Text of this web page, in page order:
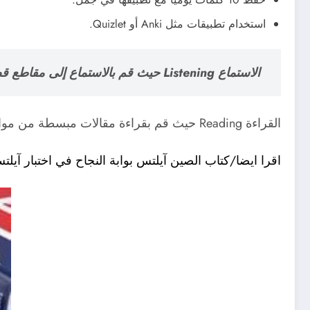
استخدام تطبيقات مثل Anki أو Quizlet.
الاستماع Listening حيث قم بالاستماع إلى مقاطع قصيرة على YouTube مثل BBC Learning English, ومشاهدة برامج مترجمة لتعزيز الفهم.
القراءة Reading حيث قم بقراءة مقالات مبسطة من مواقع مثل: Simple English News.
اقرا ايضا/كتاب الصين آيلتس بوابة النجاح في اختبار